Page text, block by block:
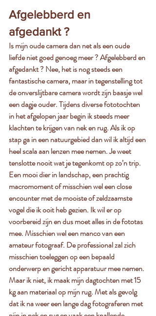
Afgelebberd en
afgedankt ?
Is mijn oude camera dan net als een oude
liefde niet goed genoeg meer ? Afgelebberd en
afgedankt ? Nee, het is nog steeds een
fantastische camera, maar in tegenstelling tot
de onverslijtbare camera wordt zijn baasje wel
een dagje ouder. Tijdens diverse fototochten
in het afgelopen jaar begin ik steeds meer
klachten te krijgen van nek en rug. Als ik op
stap ga in een natuurgebied dan wil ik altijd een
heel scala aan lenzen mee nemen. Je weet
tenslotte nooit wat je tegenkomt op zo’n trip.
Een mooi dier in landschap, een prachtig
macromoment of misschien wel een close
encounter met de mooiste of zeldzaamste
vogel die ik ooit heb gezien. Ik wil er op
voorbereid zijn en dus moet alles in de fototas
mee. Misschien wel een manco van een
amateur fotograaf. De professional zal zich
misschien toeleggen op een bepaald
onderwerp en gericht apparatuur mee nemen.
Maar ik niet, ik maak mijn dagtochten met 15
kg aan materiaal op mijn rug. Met als gevolg
dat ik na weer een lange dag fotograferen met